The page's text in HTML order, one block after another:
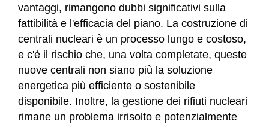
vantaggi, rimangono dubbi significativi sulla
fattibilità e l'efficacia del piano. La costruzione di
centrali nucleari è un processo lungo e costoso,
e c'è il rischio che, una volta completate, queste
nuove centrali non siano più la soluzione
energetica più efficiente o sostenibile
disponibile. Inoltre, la gestione dei rifiuti nucleari
rimane un problema irrisolto e potenzialmente